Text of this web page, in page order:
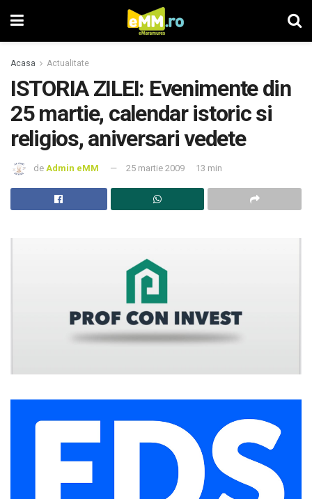
Acasa Actualitate
ISTORIA ZILEI: Evenimente din
25 martie, calendar istoric si
religios, aniversari vedete
de Admin eMM 25 martie 2009 13 min